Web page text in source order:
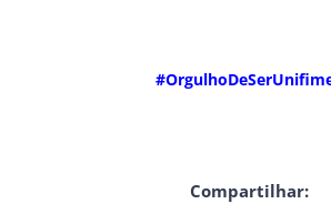
Compartilhar: